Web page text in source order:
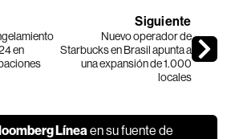
en
Siguiente
Nuevo operador de
Starbucks en Brasil apunta a
una expansión de 1.000
locales
Líneaen su fuente de